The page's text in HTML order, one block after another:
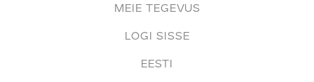
MEIE TEGEVUS
LOGI SISSE
EESTI